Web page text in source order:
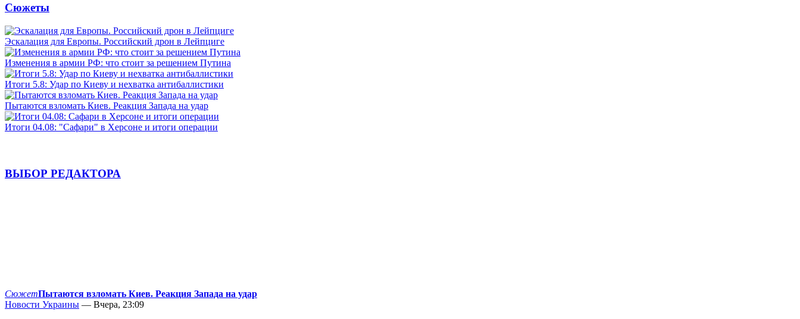
Сюжеты
Эскалация для Европы. Российский дрон в Лейпциге
Изменения в армии РФ: что стоит за решением Путина
Итоги 5.8: Удар по Киеву и нехватка антибаллистики
Пытаются взломать Киев. Реакция Запада на удар
Итоги 04.08: "Сафари" в Херсоне и итоги операции
ВЫБОР РЕДАКТОРА
СюжетПытаются взломать Киев. Реакция Запада на удар
Новости Украины — Вчера, 23:09